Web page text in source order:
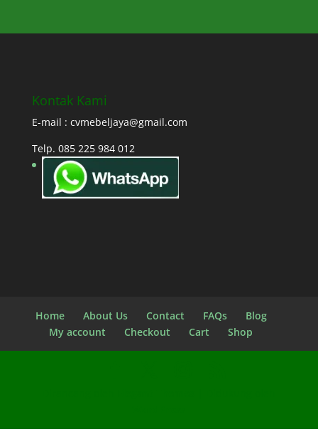
Kontak Kami
E-mail : cvmebeljaya@gmail.com
Telp. 085 225 984 012
Home About Us Contact FAQs
Blog
My account
Checkout Cart Shop